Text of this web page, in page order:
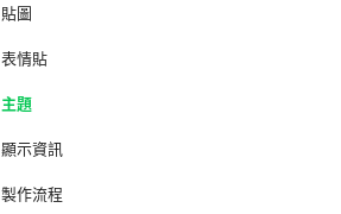
貼圖
表情貼
主題
顯示資訊
製作流程